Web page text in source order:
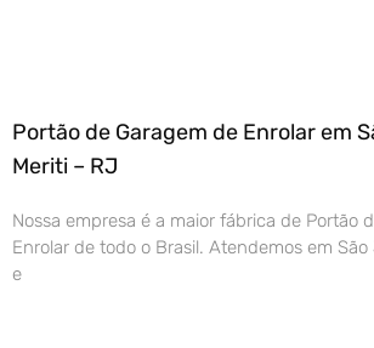
Portão de Garagem de Enrolar em
Meriti – RJ
Nossa empresa é a maior fábrica de Portão
Enrolar de todo o Brasil. Atendemos em
e